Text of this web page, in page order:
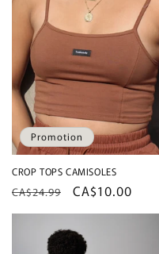
Promotion
CROP TOPS CAMISOLES
Prix
habituel
CA$24.99
Prix
promotionnel
CA$10.00